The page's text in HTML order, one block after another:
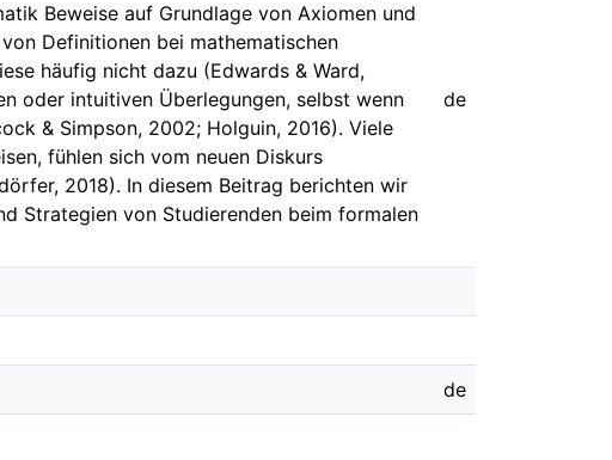
Beweise auf Grundlage von Axiomen und
Definitionen bei mathematischen
häufig nicht dazu (Edwards & Ward,
oder intuitiven Überlegungen, selbst wenn
& Simpson, 2002; Holguin, 2016). Viele
fühlen sich vom neuen Diskurs
2018). In diesem Beitrag berichten wir
Strategien von Studierenden beim formalen
de
de